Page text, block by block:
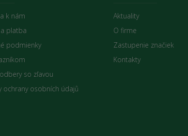
k nám
platba
podmienky
so zľavou
ochrany osobních údajů
Aktuality
O firme
Zastupenie značiek
Kontakty